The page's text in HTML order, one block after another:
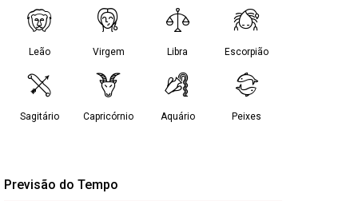
Previsão do Tempo